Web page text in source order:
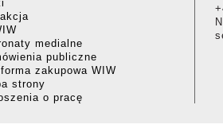
medialne
publiczne
zakupowa WIW
strony
o pracę